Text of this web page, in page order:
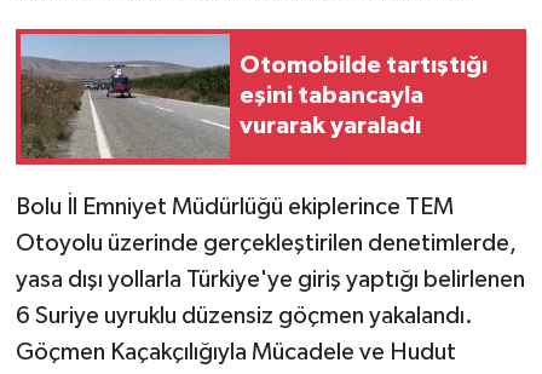
Otomobilde tartıştığı
eşini tabancayla
vurarak yaraladı
Bolu İl Emniyet Müdürlüğü ekiplerince TEM
Otoyolu üzerinde gerçekleştirilen denetimlerde,
yasa dışı yollarla Türkiye'ye giriş yaptığı belirlenen
6 Suriye uyruklu düzensiz göçmen yakalandı.
Göçmen Kaçakçılığıyla Mücadele ve Hudut